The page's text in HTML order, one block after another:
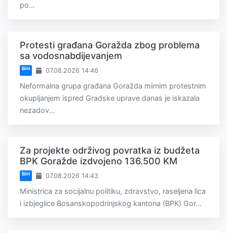
po...
Protesti građana Goražda zbog problema
sa vodosnabdijevanjem
BiH 07.08.2026 14:46
Neformalna grupa građana Goražda mirnim protestnim
okupljanjem ispred Gradske uprave danas je iskazala
nezadov...
Za projekte održivog povratka iz budžeta
BPK Goražde izdvojeno 136.500 KM
BiH 07.08.2026 14:43
Ministrica za socijalnu politiku, zdravstvo, raseljena lica
i izbjeglice Bosanskopodrinjskog kantona (BPK) Gor...